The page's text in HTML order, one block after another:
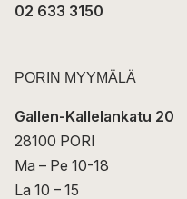
02 633 3150
PORIN MYYMÄLÄ
Gallen-Kallelankatu 20
28100 PORI
Ma – Pe 10-18
La 10 – 15